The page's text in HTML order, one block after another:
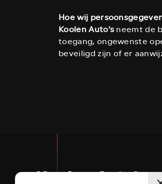
Hoe wij
Koolen Auto's neemt de
toegang, ongewenste
beveiligd zijn of er